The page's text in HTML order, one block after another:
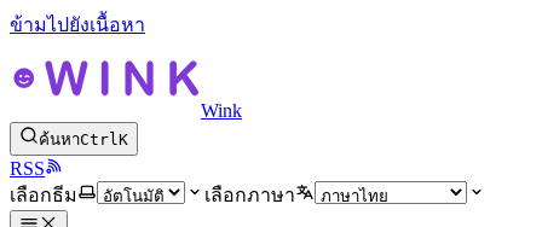
ข้ามไปยังเนื้อหา
Wink
ค้นหาCtrlK
RSS
เลือกธีม
เลือกภาษา